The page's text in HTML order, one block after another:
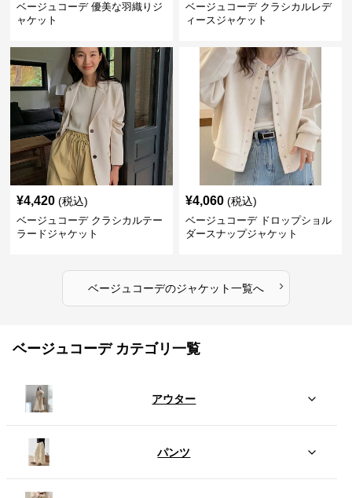
ベージュコーデ 優美な羽織りジ
ャケット
ベージュコーデ クラシカルレデ
ィースジャケット
¥4,420 (税込)
ベージュコーデ クラシカルテー
ラードジャケット
¥4,060 (税込)
ベージュコーデ ドロップショル
ダースナップジャケット
ベージュコーデのジャケット一覧へ ›
ベージュコーデ カテゴリ一覧
アウター
パンツ